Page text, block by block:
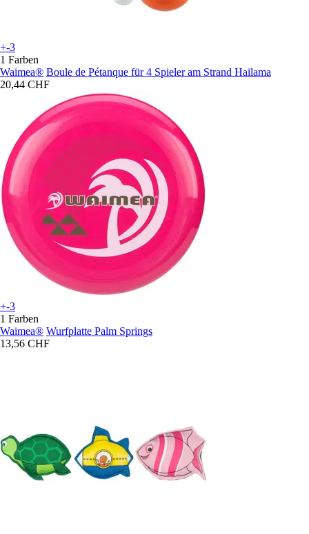
+-3
1 Farben
Waimea® Boule de Pétanque für 4 Spieler am Strand Hailama
20,44 CHF
+-3
1 Farben
Waimea® Wurfplatte Palm Springs
13,56 CHF